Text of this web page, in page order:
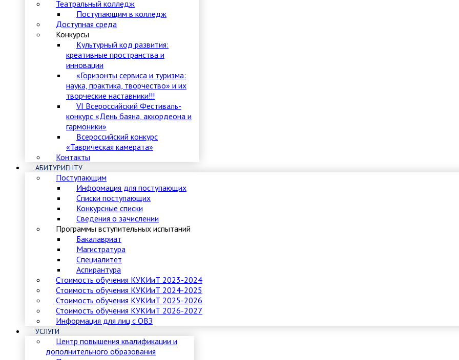
Театральный колледж
Поступающим в колледж
Доступная среда
Конкурсы
Культурный код развития:
креативные пространства и
инновации
«Горизонты сервиса и туризма:
наука, практика, творчество» и их
творческие наставники!!!
VI Всероссийский Фестиваль-
конкурс «День баяна, аккордеона и
гармоники»
Всероссийский конкурс
«Таврическая камерата»
Контакты
АБИТУРИЕНТУ
Поступающим
Информация для поступающих
Списки поступающих
Конкурсные списки
Сведения о зачислении
Программы вступительных испытаний
Бакалавриат
Магистратура
Специалитет
Аспирантура
Стоимость обучения КУКИиТ 2023-2024
Стоимость обучения КУКИиТ 2024-2025
Стоимость обучения КУКИиТ 2025-2026
Стоимость обучения КУКИиТ 2026-2027
Информация для лиц с ОВЗ
УСЛУГИ
Центр повышения квалификации и
дополнительного образования